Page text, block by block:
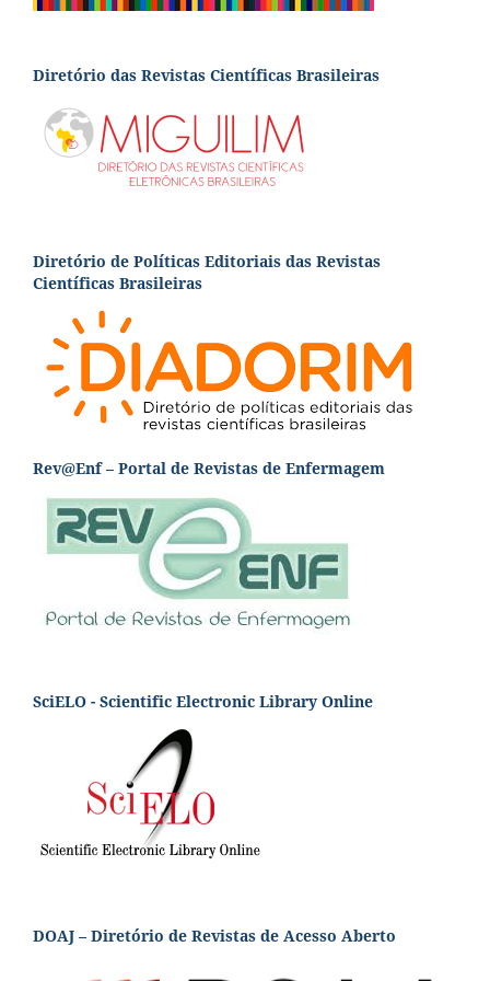
Diretório das Revistas Científicas Brasileiras
Diretório de Políticas Editoriais das Revistas
Científicas Brasileiras
Rev@Enf – Portal de Revistas de Enfermagem
SciELO - Scientific Electronic Library Online
DOAJ – Diretório de Revistas de Acesso Aberto